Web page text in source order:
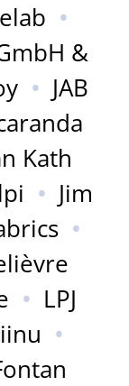
•
&
• JAB
Kath
• Jim
•
• LPJ
•